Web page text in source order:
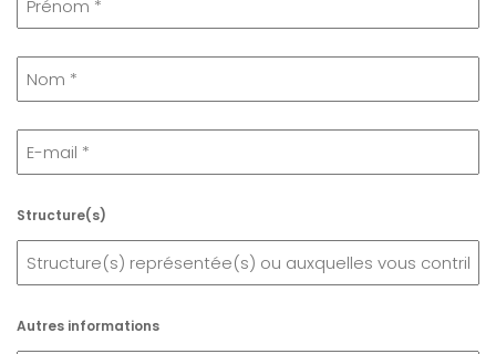
Structure(s)
Autres informations